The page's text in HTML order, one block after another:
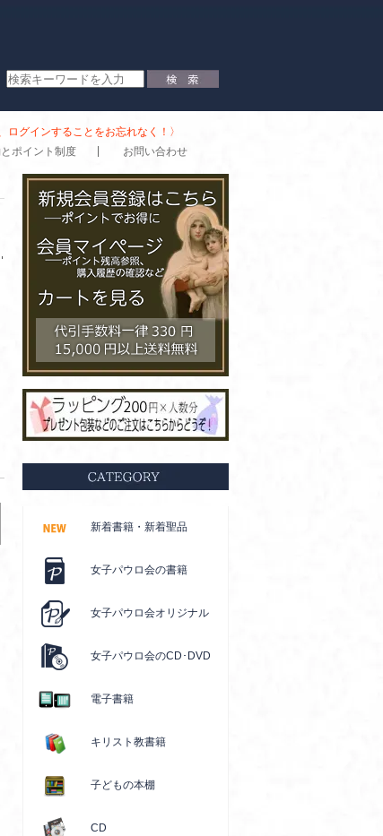
グインすることをお忘れなく！〉
ポイント制度 お問い合わせ
新着書籍・新着聖品
女子パウロ会の書籍
女子パウロ会オリジナル
女子パウロ会のCD･DVD
電子書籍
キリスト教書籍
子どもの本棚
CD